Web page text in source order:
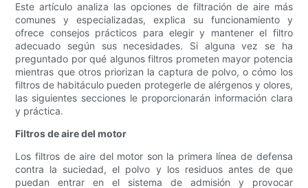
Este artículo analiza las opciones de filtración de aire más
comunes y especializadas, explica su funcionamiento y
ofrece consejos prácticos para elegir y mantener el filtro
adecuado según sus necesidades. Si alguna vez se ha
preguntado por qué algunos filtros prometen mayor potencia
mientras que otros priorizan la captura de polvo, o cómo los
filtros de habitáculo pueden protegerle de alérgenos y olores,
las siguientes secciones le proporcionarán información clara
y práctica.
Filtros de aire del motor
Los filtros de aire del motor son la primera línea de defensa
contra la suciedad, el polvo y los residuos antes de que
puedan entrar en el sistema de admisión y provocar